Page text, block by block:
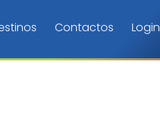
Contactos Login